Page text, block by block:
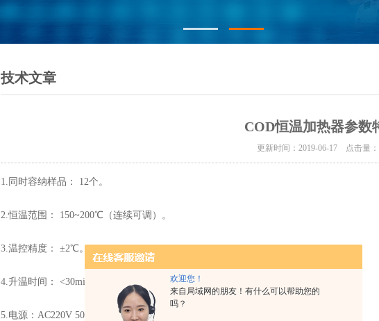
欢迎您！
来自局域网的朋友！有什么可以帮助您的
吗？
技术文章
COD恒温加热器参数
更新时间：2019-06-17 点击量：
1.同时容纳样品： 12个。
2.恒温范围： 150~200℃（连续可调）。
3.温控精度： ±2℃。
4.升温时间： <30min。
5.电源：AC220V 50Hz。